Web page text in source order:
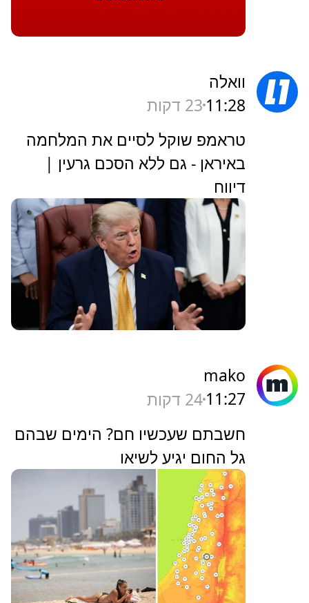
וואלה
11:28 23 דקות
טראמפ שוקל לסיים את המלחמה
באיראן - גם ללא הסכם גרעין |
דיווח
mako
11:2724 דקות
חשבתם שעכשיו חם? הימים שבהם
גל החום יגיע לשיאו